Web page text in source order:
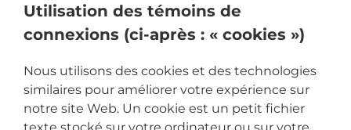
Utilisation des témoins de
connexions (ci-après : « cookies »)
Nous utilisons des cookies et des technologies
similaires pour améliorer votre expérience sur
notre site Web. Un cookie est un petit fichier